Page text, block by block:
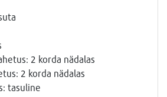
2 korda nädalas
2 korda nädalas
tasuline